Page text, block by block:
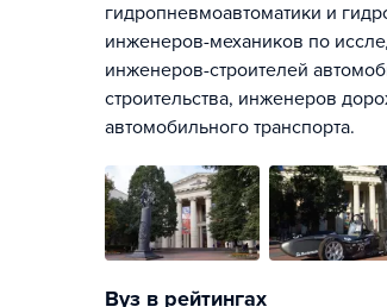
гидропневмоавтоматики и
инженеров-механиков по
инженеров-строителей
строительства, инженеров
автомобильного транспорта.
Вуз в рейтингах